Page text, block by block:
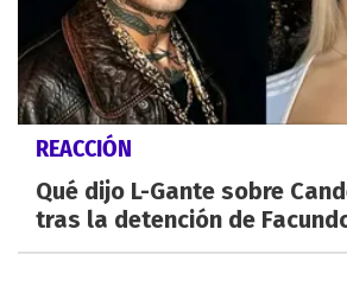
REACCIÓN
Qué dijo L-Gante sobre
tras la detención de